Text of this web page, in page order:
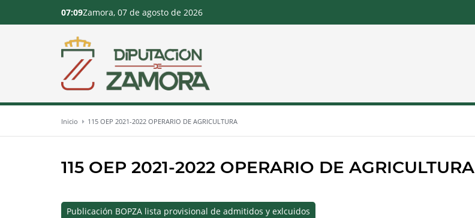
07:09Zamora, 07 de agosto de 2026
Inicio 115 OEP 2021-2022 OPERARIO DE AGRICULTURA
115 OEP 2021-2022 OPERARIO DE AGRICULTURA
Publicación BOPZA lista provisional de admitidos y exlcuidos